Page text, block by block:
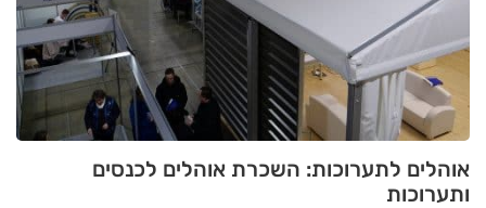
אוהלים לתערוכות: השכרת אוהלים לכנסים
ותערוכות